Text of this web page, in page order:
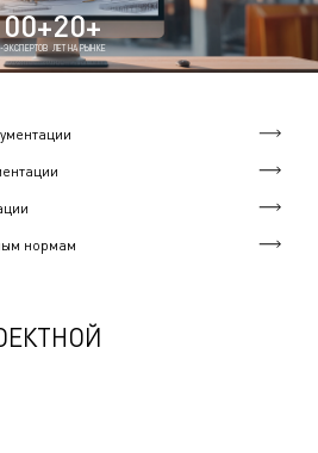
ЭКСПЕРТОВ
20+
ЛЕТ НА РЫНКЕ
нормам